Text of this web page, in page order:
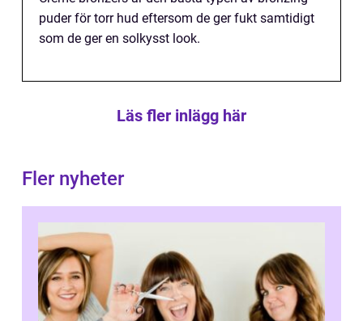
puder för torr hud eftersom de ger fukt samtidigt
som de ger en solkysst look.
Läs fler inlägg här
Fler nyheter